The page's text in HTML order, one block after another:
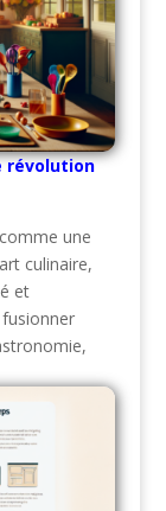
révolution
une
culinaire,
et